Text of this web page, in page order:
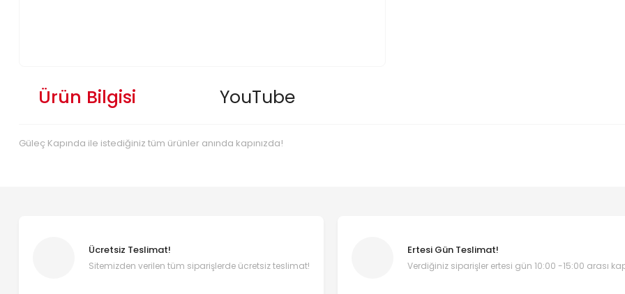
Ürün Bilgisi YouTube
Güleç Kapında ile istediğiniz tüm ürünler anında kapınızda!
Ücretsiz Teslimat!
Sitemizden verilen tüm siparişlerde ücretsiz teslimat!
Ertesi Gün Teslimat!
Verdiğiniz siparişler ertesi gün 10:00 -15:00 arası